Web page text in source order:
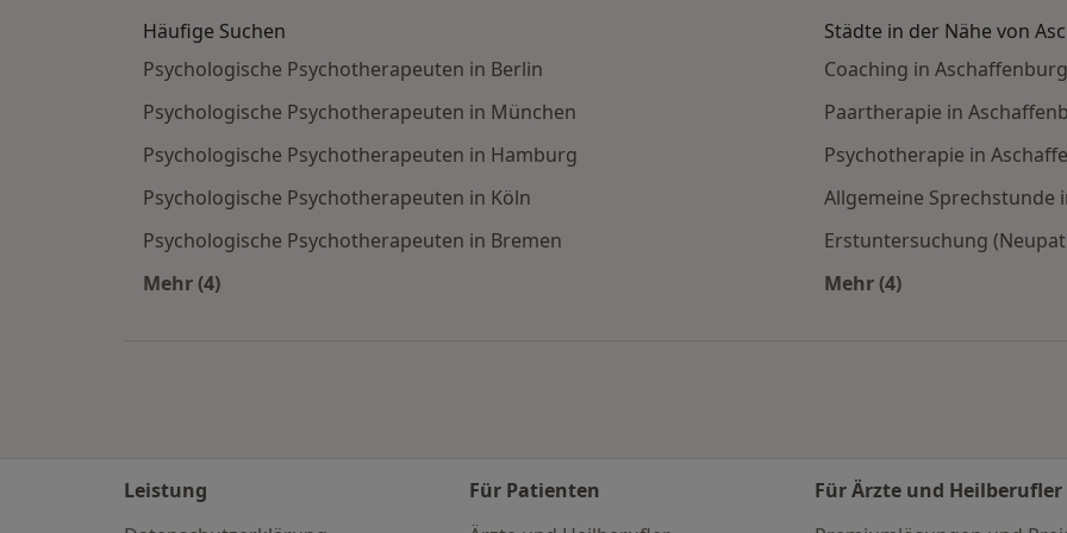
Häufige Suchen
Psychologische Psychotherapeuten in Berlin
Psychologische Psychotherapeuten in München
Psychologische Psychotherapeuten in Hamburg
Psychologische Psychotherapeuten in Köln
Psychologische Psychotherapeuten in Bremen
Mehr (4)
Städte in der Nähe von
Coaching in Aschaffenburg
Paartherapie in
Psychotherapie in
Allgemeine Sprechstunde
Erstuntersuchung
Mehr (4)
Leistung
Für Patienten
Für Ärzte und Heilberufler